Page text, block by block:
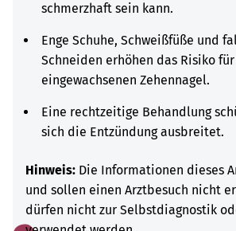
schmerzhaft sein kann.
Enge Schuhe, Schweißfüße und
Schneiden erhöhen das Risiko
eingewachsenen Zehennagel.
Eine rechtzeitige Behandlung
sich die Entzündung ausbreitet.
Hinweis: Die Informationen dieses
und sollen einen Arztbesuch nicht
dürfen nicht zur Selbstdiagnostik